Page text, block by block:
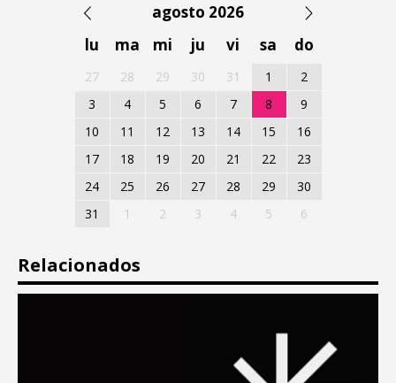
agosto 2026
lu
ma mi ju vi sa do
27 28 29 30 31 1
2
3
4 5 6 7 8
9
10
11 12 13 14 15
16
17
18 19 20 21 22
23
24
25 26 27 28 29
30
31
1 2 3 4 5 6
Relacionados